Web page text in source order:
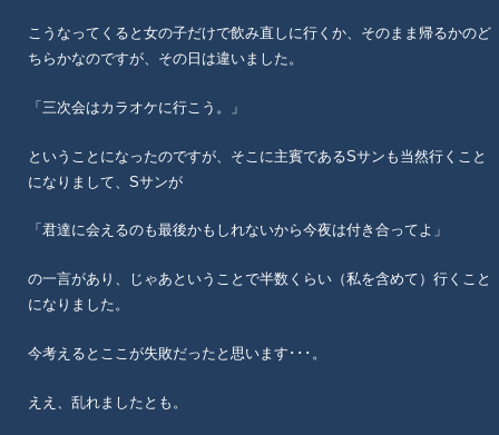
こうなってくると女の子だけで飲み直しに行くか、そのまま帰るかのど
ちらかなのですが、その日は違いました。
「三次会はカラオケに行こう。」
ということになったのですが、そこに主賓であるSサンも当然行くこと
になりまして、Sサンが
「君達に会えるのも最後かもしれないから今夜は付き合ってよ」
の一言があり、じゃあということで半数くらい（私を含めて）行くこと
になりました。
今考えるとここが失敗だったと思います･･･。
ええ、乱れましたとも。